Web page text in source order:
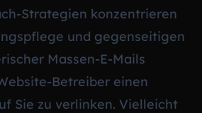
Strategien konzentrieren
und gegenseitigen
Massen-E-Mails
Betreiber einen
Sie zu verlinken. Vielleicht